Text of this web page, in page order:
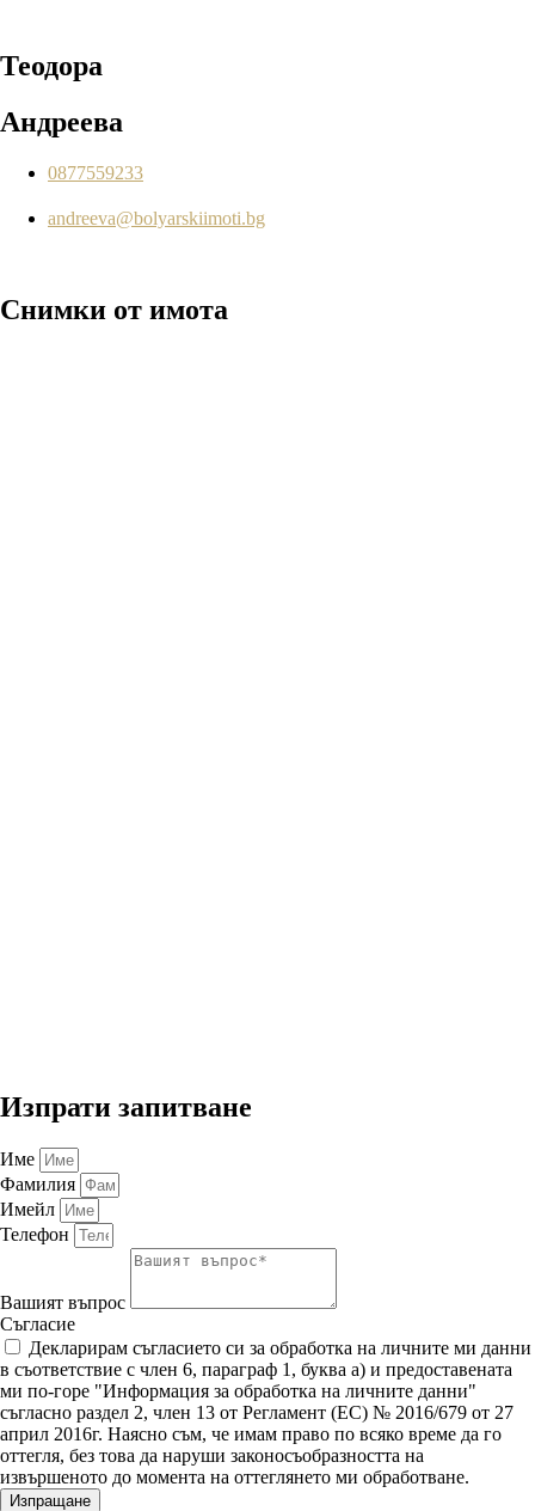
Теодора
Андреева
0877559233
andreeva@bolyarskiimoti.bg
Снимки от имота
Изпрати запитване
Име
Фамилия
Имейл
Телефон
Вашият въпрос
Съгласие
Декларирам съгласието си за обработка на личните ми данни
в съответствие с член 6, параграф 1, буква а) и предоставената
ми по-горе "Информация за обработка на личните данни"
съгласно раздел 2, член 13 от Регламент (ЕС) № 2016/679 от 27
април 2016г. Наясно съм, че имам право по всяко време да го
оттегля, без това да наруши законосъобразността на
извършеното до момента на оттеглянето ми обработване.
Изпращане